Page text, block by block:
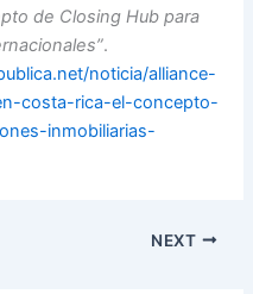
de Closing Hub para
.
noticia/alliance-
costa-rica-el-concepto-
inmobiliarias-
NEXT